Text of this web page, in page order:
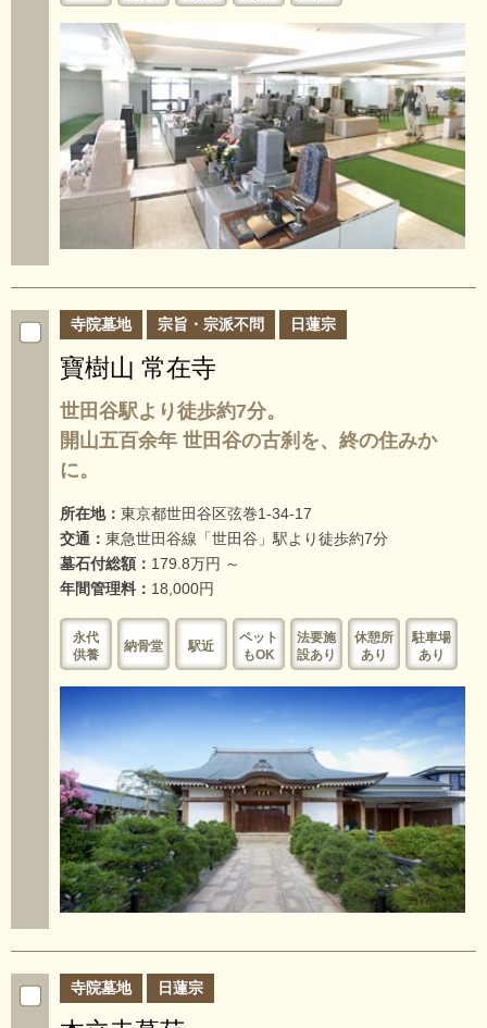
寺院墓地 宗旨・宗派不問 日蓮宗
寶樹山 常在寺
世田谷駅より徒歩約7分。
開山五百余年 世田谷の古刹を、終の住みか
に。
所在地： 東京都世田谷区弦巻1-34-17
交通： 東急世田谷線「世田谷」駅より徒歩約7分
墓石付総額： 179.8万円 ～
年間管理料： 18,000円
永代
供養
納骨堂 駅近
ペット
もOK
法要施
設あり
休憩所
あり
駐車場
あり
寺院墓地 日蓮宗